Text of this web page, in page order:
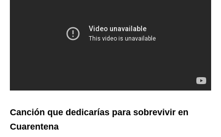
Canción que dedicarías para sobrevivir en
Cuarentena